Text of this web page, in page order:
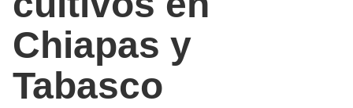
Chiapas y
Tabasco